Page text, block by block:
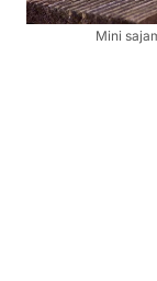
Mini